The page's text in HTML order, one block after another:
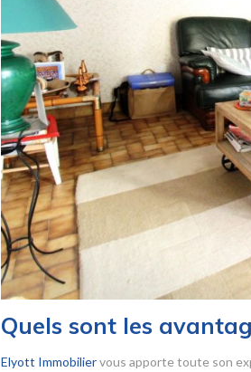
Quels sont les
Elyott Immobiliervous apporte toute son